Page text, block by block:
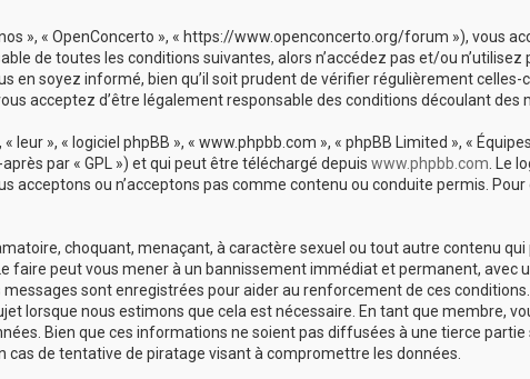
», « OpenConcerto », « https://www.openconcerto.org/forum »), vous
de toutes les conditions suivantes, alors n’accédez pas et/ou n’utilisez
en soyez informé, bien qu’il soit prudent de vérifier régulièrement
acceptez d’être légalement responsable des conditions découlant des
», « logiciel phpBB », « www.phpbb.com », « phpBB Limited », «
par « GPL ») et qui peut être téléchargé depuis www.phpbb.com . Le
acceptons ou n’acceptons pas comme contenu ou conduite permis.
choquant, menaçant, à caractère sexuel ou tout autre contenu
faire peut vous mener à un bannissement immédiat et permanent,
sont enregistrées pour aider au renforcement de ces
lorsque nous estimons que cela est nécessaire. En tant que membre,
Bien que ces informations ne soient pas diffusées à une tierce
de tentative de piratage visant à compromettre les données.